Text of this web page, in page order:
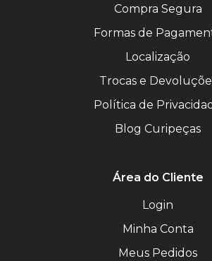
Compra Segura
Formas de
Localização
Trocas e
Política de
Blog Curipeças
Área do Cliente
Login
Minha Conta
Meus Pedidos